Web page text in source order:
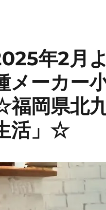
年2月
メーカー
福岡県北
活」☆